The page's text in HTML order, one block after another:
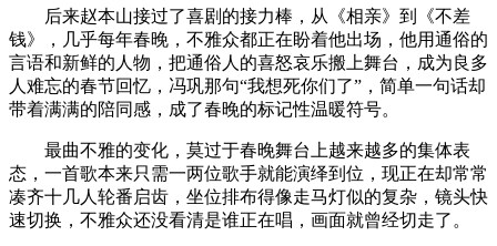
后来赵本山接过了喜剧的接力棒，从《相亲》到《不差
钱》，几乎每年春晚，不雅众都正在盼着他出场，他用通俗的
言语和新鲜的人物，把通俗人的喜怒哀乐搬上舞台，成为良多
人难忘的春节回忆，冯巩那句“我想死你们了”，简单一句话却
带着满满的陪同感，成了春晚的标记性温暖符号。
最曲不雅的变化，莫过于春晚舞台上越来越多的集体表
态，一首歌本来只需一两位歌手就能演绎到位，现正在却常常
凑齐十几人轮番启齿，坐位排布得像走马灯似的复杂，镜头快
速切换，不雅众还没看清是谁正在唱，画面就曾经切走了。